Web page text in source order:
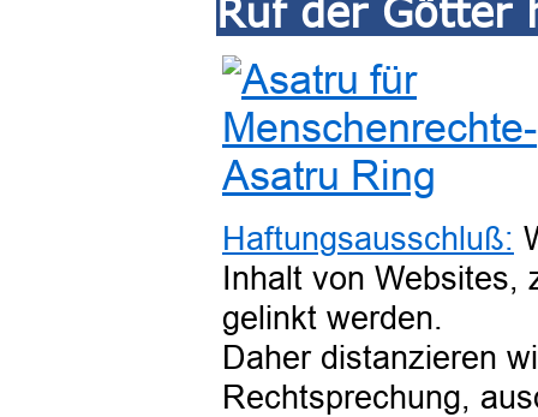
Ruf der Götter
Haftungsausschluß:
Inhalt von Websites,
gelinkt werden.
Daher distanzieren
Rechtsprechung,